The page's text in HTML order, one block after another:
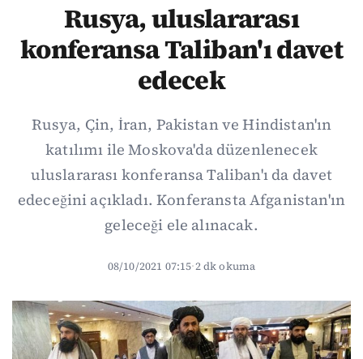
Rusya, uluslararası
konferansa Taliban'ı davet
edecek
Rusya, Çin, İran, Pakistan ve Hindistan'ın
katılımı ile Moskova'da düzenlenecek
uluslararası konferansa Taliban'ı da davet
edeceğini açıkladı. Konferansta Afganistan'ın
geleceği ele alınacak.
08/10/2021 07:15·2 dk okuma